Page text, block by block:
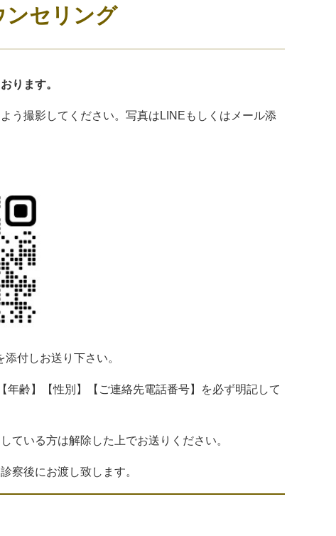
ンセリング
ります。
う撮影してください。写真はLINEもしくはメール添
付しお送り下さい。
年齢】【性別】【ご連絡先電話番号】を必ず明記して
いる方は解除した上でお送りください。
察後にお渡し致します。